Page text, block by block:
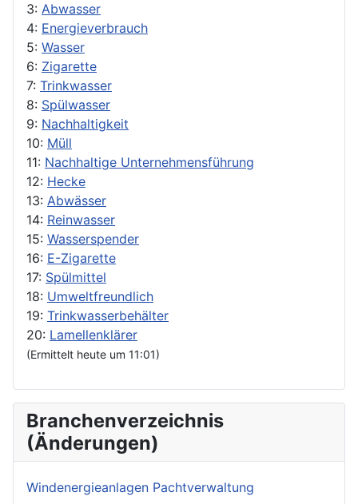
3: Abwasser
4: Energieverbrauch
5: Wasser
6: Zigarette
7: Trinkwasser
8: Spülwasser
9: Nachhaltigkeit
10: Müll
11: Nachhaltige Unternehmensführung
12: Hecke
13: Abwässer
14: Reinwasser
15: Wasserspender
16: E-Zigarette
17: Spülmittel
18: Umweltfreundlich
19: Trinkwasserbehälter
20: Lamellenklärer
(Ermittelt heute um 11:01)
Branchenverzeichnis
(Änderungen)
Windenergieanlagen Pachtverwaltung